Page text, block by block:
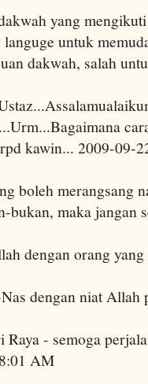
yang
untuk
dakwah, salah
kawin... 2009-09-
boleh merangsang
bukan, maka jangan
dengan orang
dengan niat Allah
Raya - semoga
AM